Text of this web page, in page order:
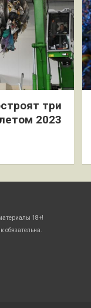
три
2023
18+!
обязательна.